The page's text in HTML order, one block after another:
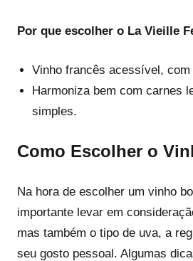
Por que escolher o La Vieille
Vinho francês acessível, com
Harmoniza bem com carnes
simples.
Como Escolher o
Na hora de escolher um vinho
importante levar em
mas também o tipo de uva, a
seu gosto pessoal. Algumas